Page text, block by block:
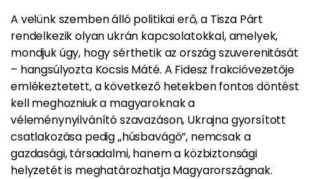
A velünk szemben álló politikai erő, a Tisza Párt
rendelkezik olyan ukrán kapcsolatokkal, amelyek,
mondjuk úgy, hogy sérthetik az ország szuverenitását
– hangsúlyozta Kocsis Máté. A Fidesz frakcióvezetője
emlékeztetett, a következő hetekben fontos döntést
kell meghozniuk a magyaroknak a
véleménynyilvánító szavazáson, Ukrajna gyorsított
csatlakozása pedig „húsbavágó”, nemcsak a
gazdasági, társadalmi, hanem a közbiztonsági
helyzetét is meghatározhatja Magyarországnak.